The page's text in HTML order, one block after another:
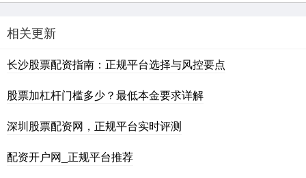
相关更新
长沙股票配资指南：正规平台选择与风控要点
股票加杠杆门槛多少？最低本金要求详解
深圳股票配资网，正规平台实时评测
配资开户网_正规平台推荐